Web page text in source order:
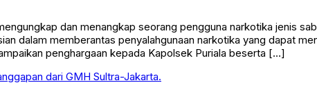
dan menangkap seorang pengguna narkotika jenis
dalam memberantas penyalahgunaan narkotika yang dapat
penghargaan kepada Kapolsek Puriala beserta […]